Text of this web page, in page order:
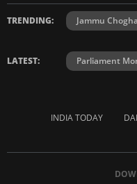
TRENDING: Jammu
LATEST: Parliament
INDIA TODAY